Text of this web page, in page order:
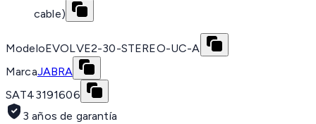
cable)
ModeloEVOLVE2-30-STEREO-UC-A
MarcaJABRA
SAT43191606
3 años de garantía